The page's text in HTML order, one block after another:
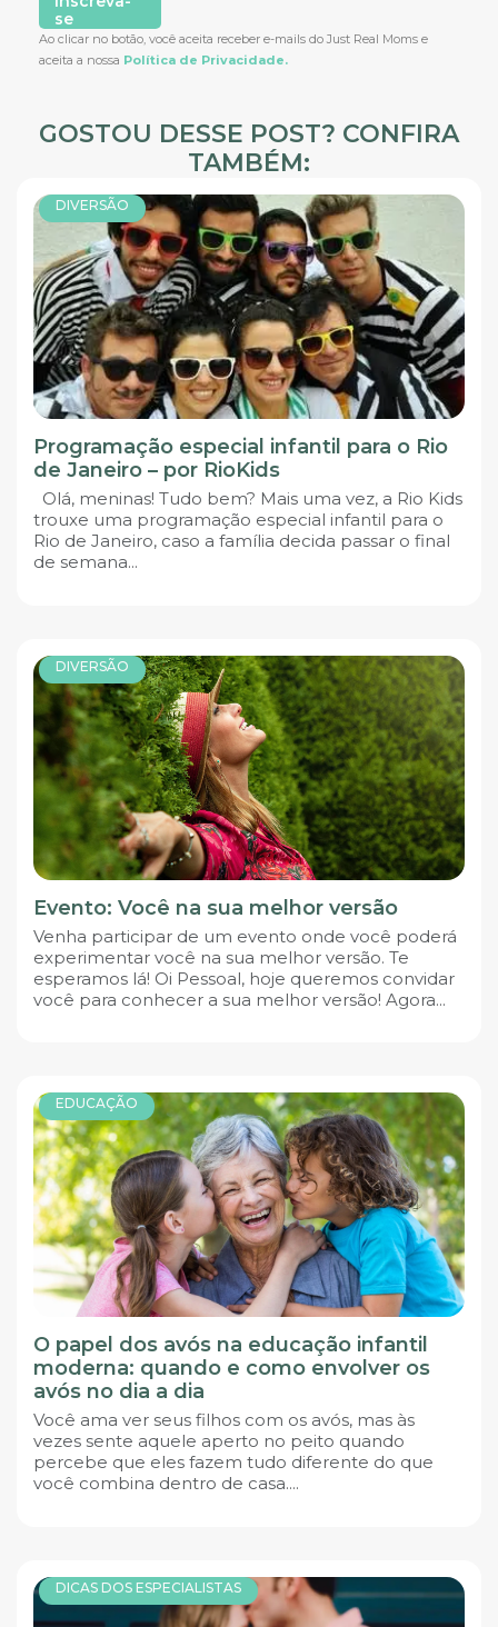
se
Ao clicar no botão, você aceita receber e-mails do Just Real Moms e
aceita a nossa Política de Privacidade.
GOSTOU DESSE POST? CONFIRA
TAMBÉM:
DIVERSÃO
Programação especial infantil para o Rio
de Janeiro – por RioKids
Olá, meninas! Tudo bem? Mais uma vez, a Rio Kids
trouxe uma programação especial infantil para o
Rio de Janeiro, caso a família decida passar o final
de semana...
DIVERSÃO
Evento: Você na sua melhor versão
Venha participar de um evento onde você poderá
experimentar você na sua melhor versão. Te
esperamos lá! Oi Pessoal, hoje queremos convidar
você para conhecer a sua melhor versão! Agora...
EDUCAÇÃO
O papel dos avós na educação infantil
moderna: quando e como envolver os
avós no dia a dia
Você ama ver seus filhos com os avós, mas às
vezes sente aquele aperto no peito quando
percebe que eles fazem tudo diferente do que
você combina dentro de casa....
DICAS DOS ESPECIALISTAS